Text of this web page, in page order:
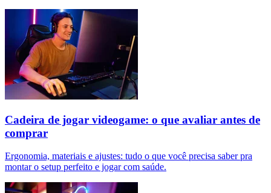
Cadeira de jogar videogame: o que avaliar antes de
comprar
Ergonomia, materiais e ajustes: tudo o que você precisa saber pra
montar o setup perfeito e jogar com saúde.